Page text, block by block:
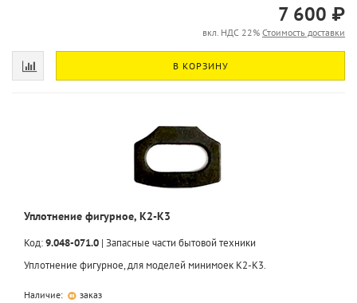
7 600 ₽
вкл. НДС 22% Стоимость доставки
В КОРЗИНУ
Уплотнение фигурное, K2-K3
Код:9.048-071.0 | Запасные части бытовой техники
Уплотнение фигурное, для моделей минимоек K2-K3.
Наличие: заказ